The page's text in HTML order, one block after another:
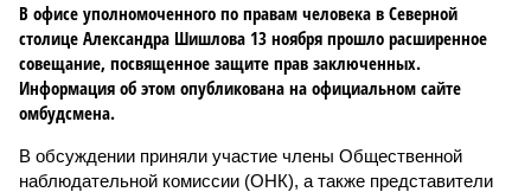
В офисе уполномоченного по правам человека в Северной
столице Александра Шишлова 13 ноября прошло расширенное
совещание, посвященное защите прав заключенных.
Информация об этом опубликована на официальном сайте
омбудсмена.
В обсуждении приняли участие члены Общественной
наблюдательной комиссии (ОНК), а также представители